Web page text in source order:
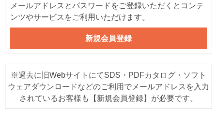
メールアドレスとパスワードをご登録いただくとコンテ
ンツやサービスをご利用いただけます。
※過去に旧WebサイトにてSDS・PDFカタログ・ソフト
ウェアダウンロードなどのご利用でメールアドレスを入力
されているお客様も【新規会員登録】が必要です。